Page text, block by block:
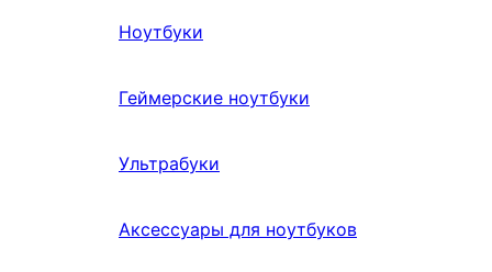
Ноутбуки
Геймерские ноутбуки
Ультрабуки
Аксессуары для ноутбуков